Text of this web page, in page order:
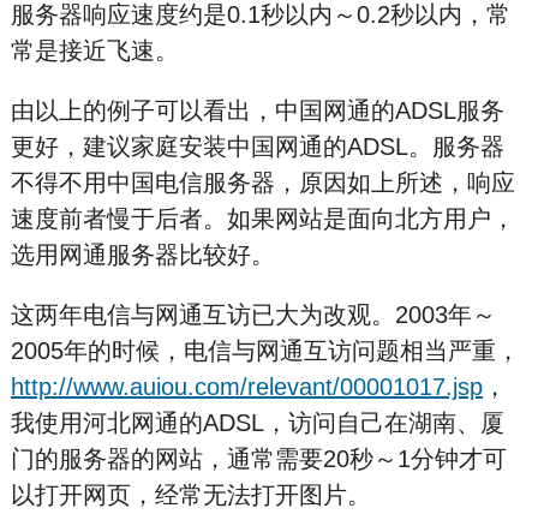
服务器响应速度约是0.1秒以内～0.2秒以内，常
常是接近飞速。
由以上的例子可以看出，中国网通的ADSL服务
更好，建议家庭安装中国网通的ADSL。服务器
不得不用中国电信服务器，原因如上所述，响应
速度前者慢于后者。如果网站是面向北方用户，
选用网通服务器比较好。
这两年电信与网通互访已大为改观。2003年～
2005年的时候，电信与网通互访问题相当严重，
http://www.auiou.com/relevant/00001017.jsp，
我使用河北网通的ADSL，访问自己在湖南、厦
门的服务器的网站，通常需要20秒～1分钟才可
以打开网页，经常无法打开图片。